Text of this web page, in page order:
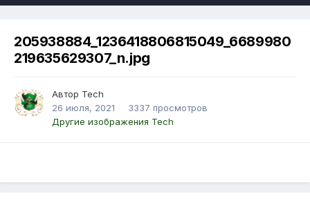
205938884_1236418806815049_6689980
219635629307_n.jpg
Автор Tech
26 июля, 2021
3337 просмотров
Другие изображения Tech